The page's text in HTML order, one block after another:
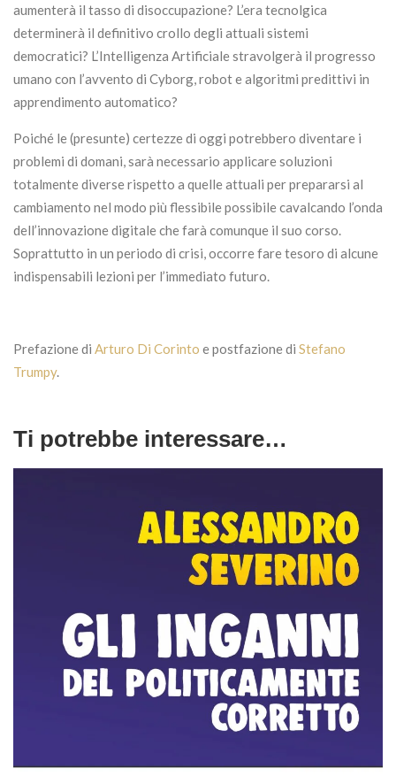
aumenterà il tasso di disoccupazione? L’era tecnolgica
determinerà il definitivo crollo degli attuali sistemi
democratici? L’Intelligenza Artificiale stravolgerà il progresso
umano con l’avvento di Cyborg, robot e algoritmi predittivi in
apprendimento automatico?
Poiché le (presunte) certezze di oggi potrebbero diventare i
problemi di domani, sarà necessario applicare soluzioni
totalmente diverse rispetto a quelle attuali per prepararsi al
cambiamento nel modo più flessibile possibile cavalcando l’onda
dell’innovazione digitale che farà comunque il suo corso.
Soprattutto in un periodo di crisi, occorre fare tesoro di alcune
indispensabili lezioni per l’immediato futuro.
Prefazione di Arturo Di Corinto e postfazione di Stefano
Trumpy.
Ti potrebbe interessare…